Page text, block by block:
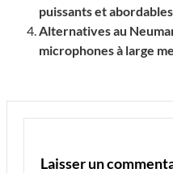
puissants et abordables
Alternatives au
microphones à large
Laisser un